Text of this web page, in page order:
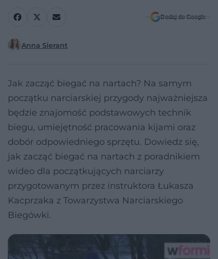
Dodaj do Google
Anna Sierant
Jak zacząć biegać na nartach? Na samym
początku narciarskiej przygody najważniejsza
będzie znajomość podstawowych technik
biegu, umiejętność pracowania kijami oraz
dobór odpowiedniego sprzętu. Dowiedz się,
jak zacząć biegać na nartach z poradnikiem
wideo dla początkujących narciarzy
przygotowanym przez instruktora Łukasza
Kacprzaka z Towarzystwa Narciarskiego
Biegówki.